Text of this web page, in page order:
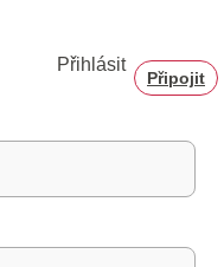
Přihlásit
Připojit